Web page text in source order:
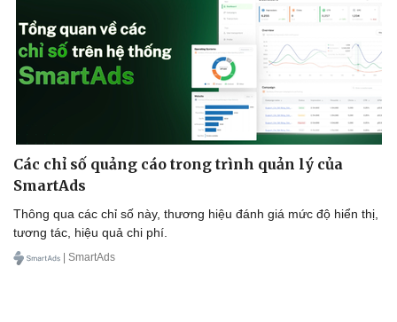
Các chỉ số quảng cáo trong trình quản lý của
SmartAds
Thông qua các chỉ số này, thương hiệu đánh giá mức độ hiển thị,
tương tác, hiệu quả chi phí.
| SmartAds